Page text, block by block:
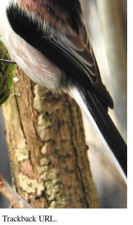
Trackback URL.